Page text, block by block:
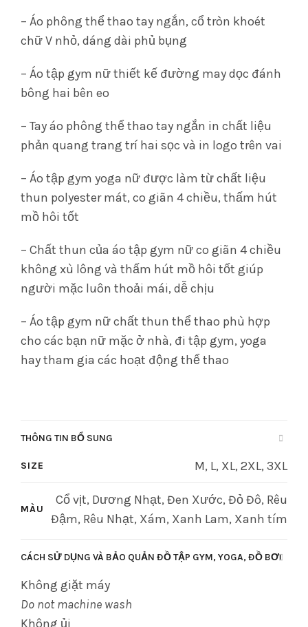
– Áo phông thể thao tay ngắn, cổ tròn khoét
chữ V nhỏ, dáng dài phủ bụng
– Áo tập gym nữ thiết kế đường may dọc đánh
bông hai bên eo
– Tay áo phông thể thao tay ngắn in chất liệu
phản quang trang trí hai sọc và in logo trên vai
– Áo tập gym yoga nữ được làm từ chất liệu
thun polyester mát, co giãn 4 chiều, thấm hút
mồ hôi tốt
– Chất thun của áo tập gym nữ co giãn 4 chiều
không xù lông và thấm hút mồ hôi tốt giúp
người mặc luôn thoải mái, dễ chịu
– Áo tập gym nữ chất thun thể thao phù hợp
cho các bạn nữ mặc ở nhà, đi tập gym, yoga
hay tham gia các hoạt động thể thao
THÔNG TIN BỔ SUNG
SIZE M, L, XL, 2XL, 3XL
MÀU
Cổ vịt, Dương Nhạt, Đen Xước, Đỏ Đô, Rêu
Đậm, Rêu Nhạt, Xám, Xanh Lam, Xanh tím
CÁCH SỬ DỤNG VÀ BẢO QUẢN ĐỒ TẬP GYM, YOGA, ĐỒ BƠI
Không giặt máy
Do not machine wash
Không ủi